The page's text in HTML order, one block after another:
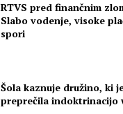
RTVS pred finančnim
Slabo vodenje, visoke
spori
Šola kaznuje družino, ki
preprečila indoktrinacijo